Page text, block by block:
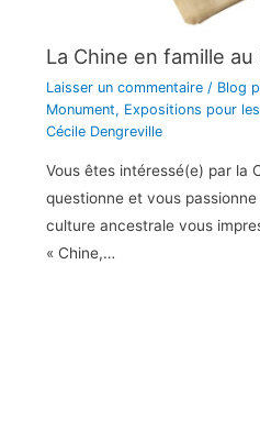
La Chine en famille au
Laisser un commentaire / Blog
Monument, Expositions pour
Cécile Dengreville
Vous êtes intéressé(e) par la
questionne et vous
culture ancestrale vous
« Chine,…